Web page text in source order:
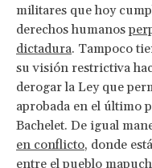
militares que hoy
derechos humanos
dictadura. Tampoco
su visión restrictiva
derogar la Ley que
aprobada en el último
Bachelet. De igual
en conflicto, donde
entre el pueblo